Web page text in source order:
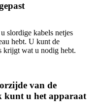
slordige kabels netjes
hebt. U kunt de
krijgt wat u nodig hebt.
van de
kunt u het apparaat